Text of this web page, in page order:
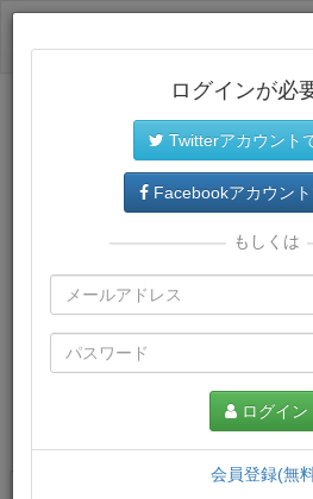
ログインが必
Twitterアカウント
Facebookアカウン
もしくは
ログイン
会員登録(無